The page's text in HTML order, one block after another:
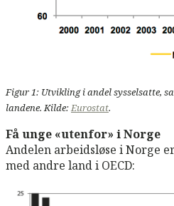
Figur 1: Utvikling i andel sysselsatte,
landene. Kilde:Eurostat.
Få unge «utenfor» i Norge
Andelen arbeidsløse i Norge
med andre land i OECD: